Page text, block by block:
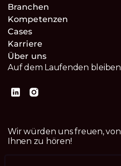
Branchen
Kompetenzen
Cases
Karriere
Über uns
Auf dem Laufenden bleiben
Wir würden uns freuen, von
Ihnen zu hören!